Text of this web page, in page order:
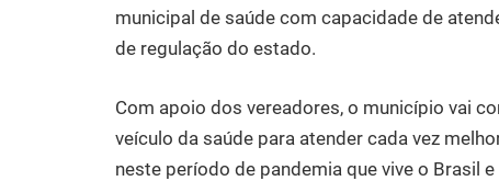
municipal de saúde com capacidade de
de regulação do estado.
Com apoio dos vereadores, o município vai
veículo da saúde para atender cada vez
neste período de pandemia que vive o Brasil